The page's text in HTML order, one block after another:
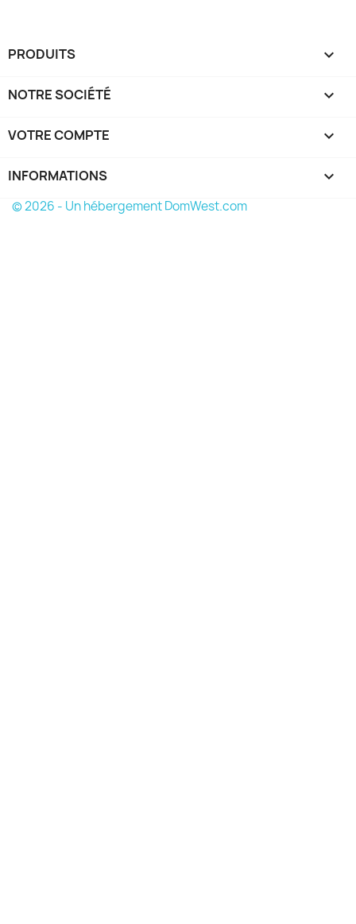
PRODUITS 
NOTRE SOCIÉTÉ 
VOTRE COMPTE 
INFORMATIONS keyboard_arrow_down
© 2026 - Un hébergement DomWest.com